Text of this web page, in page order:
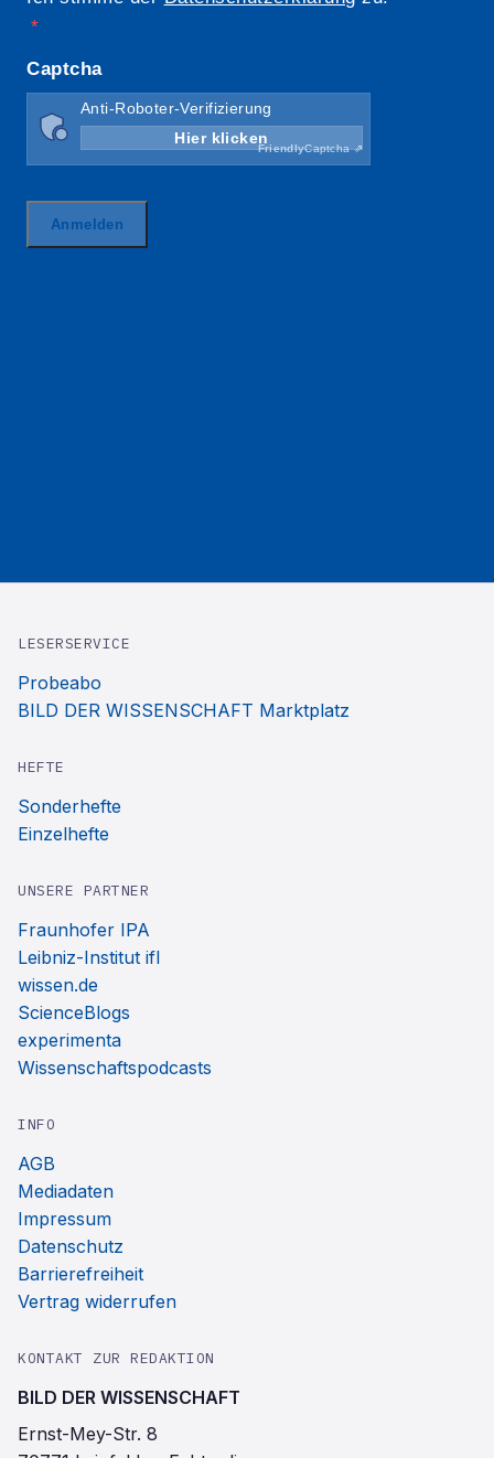
LESERSERVICE
Probeabo
BILD DER WISSENSCHAFT Marktplatz
HEFTE
Sonderhefte
Einzelhefte
UNSERE PARTNER
Fraunhofer IPA
Leibniz-Institut ifl
wissen.de
ScienceBlogs
experimenta
Wissenschaftspodcasts
INFO
AGB
Mediadaten
Impressum
Datenschutz
Barrierefreiheit
Vertrag widerrufen
KONTAKT ZUR REDAKTION
BILD DER WISSENSCHAFT
Ernst-Mey-Str. 8